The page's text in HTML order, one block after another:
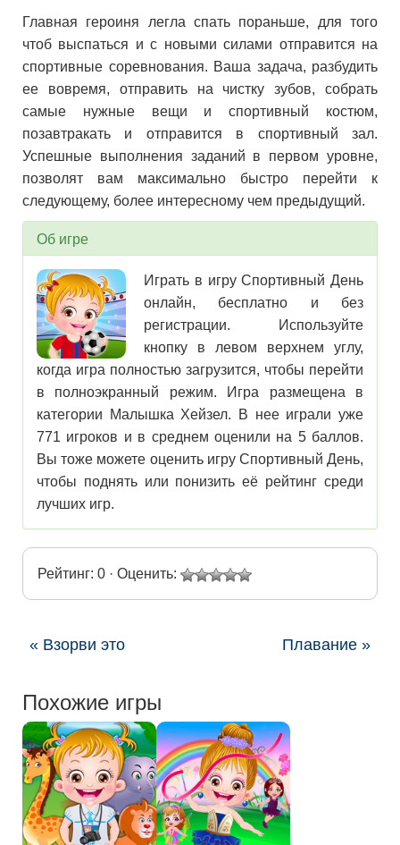
Главная героиня легла спать пораньше, для того
чтоб выспаться и с новыми силами отправится на
спортивные соревнования. Ваша задача, разбудить
ее вовремя, отправить на чистку зубов, собрать
самые нужные вещи и спортивный костюм,
позавтракать и отправится в спортивный зал.
Успешные выполнения заданий в первом уровне,
позволят вам максимально быстро перейти к
следующему, более интересному чем предыдущий.
Об игре
Играть в игру Спортивный День
онлайн, бесплатно и без
регистрации. Используйте
кнопку в левом верхнем углу,
когда игра полностью загрузится, чтобы перейти
в полноэкранный режим. Игра размещена в
категории Малышка Хейзел. В нее играли уже
771 игроков и в среднем оценили на 5 баллов.
Вы тоже можете оценить игру Спортивный День,
чтобы поднять или понизить её рейтинг среди
лучших игр.
Рейтинг: 0 · Оценить:
« Взорви это Плавание »
Похожие игры